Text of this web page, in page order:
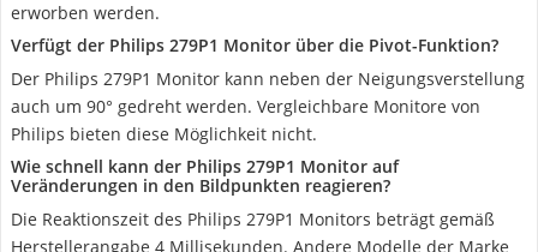
erworben werden.
Verfügt der Philips 279P1 Monitor über die Pivot-Funktion?
Der Philips 279P1 Monitor kann neben der Neigungsverstellung
auch um 90° gedreht werden. Vergleichbare Monitore von
Philips bieten diese Möglichkeit nicht.
Wie schnell kann der Philips 279P1 Monitor auf
Veränderungen in den Bildpunkten reagieren?
Die Reaktionszeit des Philips 279P1 Monitors beträgt gemäß
Herstellerangabe 4 Millisekunden. Andere Modelle der Marke